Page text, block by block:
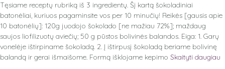
Tęsiame receptų rubriką iš 3 ingredientų. Šį kartą šokoladiniai
batonėliai, kuriuos pagaminsite vos per 10 minučių! Reikės [gausis apie
10 batonėlių]: 120g juodojo šokolado [ne mažiau 72%]; maždaug
saujos liofilizuotų aviečių; 50 g pūstos bolivinės balandos. Eiga: 1. Garų
vonelėje ištirpiname šokoladą. 2. Į ištirpusį šokoladą beriame bolivinę
balandą ir gerai išmaišome. Formą išklojame kepimo Skaityti daugiau